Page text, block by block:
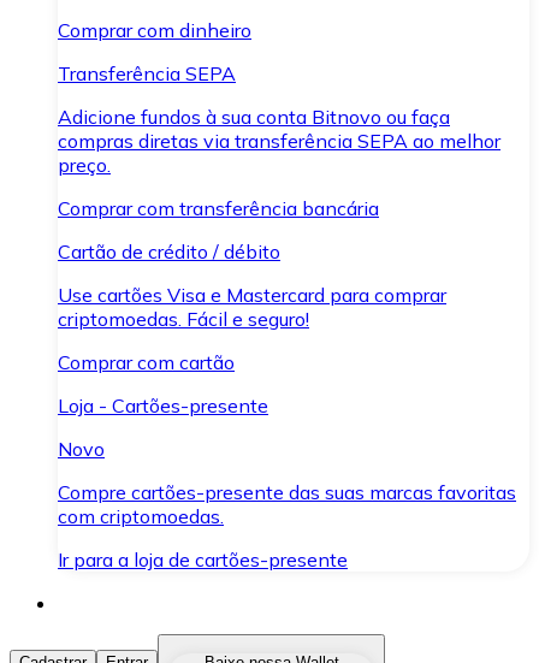
Comprar com dinheiro
Transferência SEPA
Adicione fundos à sua conta Bitnovo ou faça
compras diretas via transferência SEPA ao melhor
preço.
Comprar com transferência bancária
Cartão de crédito / débito
Use cartões Visa e Mastercard para comprar
criptomoedas. Fácil e seguro!
Comprar com cartão
Loja - Cartões-presente
Novo
Compre cartões-presente das suas marcas favoritas
com criptomoedas.
Ir para a loja de cartões-presente